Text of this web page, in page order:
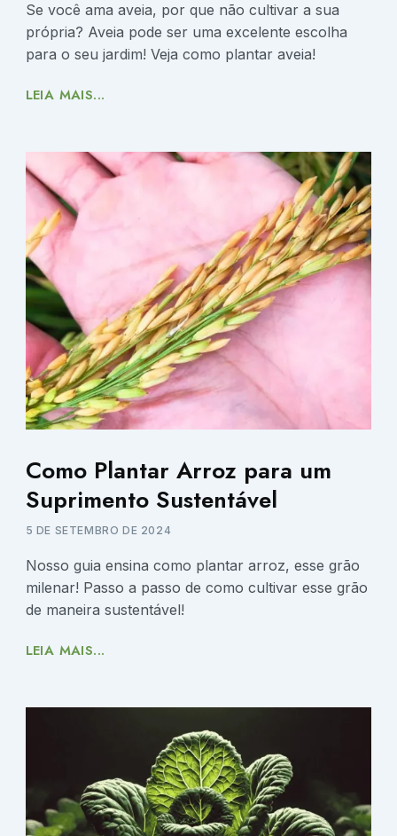
Se você ama aveia, por que não cultivar a sua
própria? Aveia pode ser uma excelente escolha
para o seu jardim! Veja como plantar aveia!
LEIA MAIS...
Como Plantar Arroz para um
Suprimento Sustentável
5 DE SETEMBRO DE 2024
Nosso guia ensina como plantar arroz, esse grão
milenar! Passo a passo de como cultivar esse grão
de maneira sustentável!
LEIA MAIS...